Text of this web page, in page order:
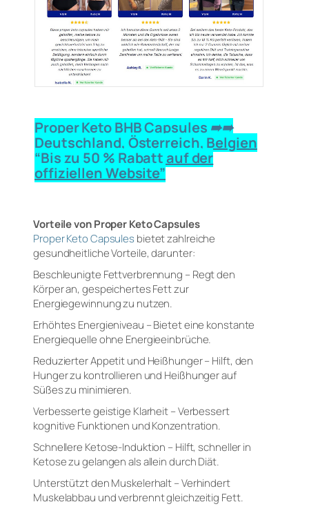
Proper Keto BHB Capsules ➠➠
Deutschland, Österreich, Belgien
“Bis zu 50 % Rabatt auf der
offiziellen Website”
Vorteile von Proper Keto Capsules
Proper Keto Capsulesbietet zahlreiche
gesundheitliche Vorteile, darunter:
Beschleunigte Fettverbrennung – Regt den
Körper an, gespeichertes Fett zur
Energiegewinnung zu nutzen.
Erhöhtes Energieniveau – Bietet eine konstante
Energiequelle ohne Energieeinbrüche.
Reduzierter Appetit und Heißhunger – Hilft, den
Hunger zu kontrollieren und Heißhunger auf
Süßes zu minimieren.
Verbesserte geistige Klarheit – Verbessert
kognitive Funktionen und Konzentration.
Schnellere Ketose-Induktion – Hilft, schneller in
Ketose zu gelangen als allein durch Diät.
Unterstützt den Muskelerhalt – Verhindert
Muskelabbau und verbrennt gleichzeitig Fett.